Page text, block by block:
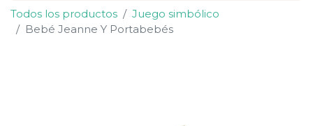
Todos los productos
Juego simbólico
Bebé Jeanne Y Portabebés